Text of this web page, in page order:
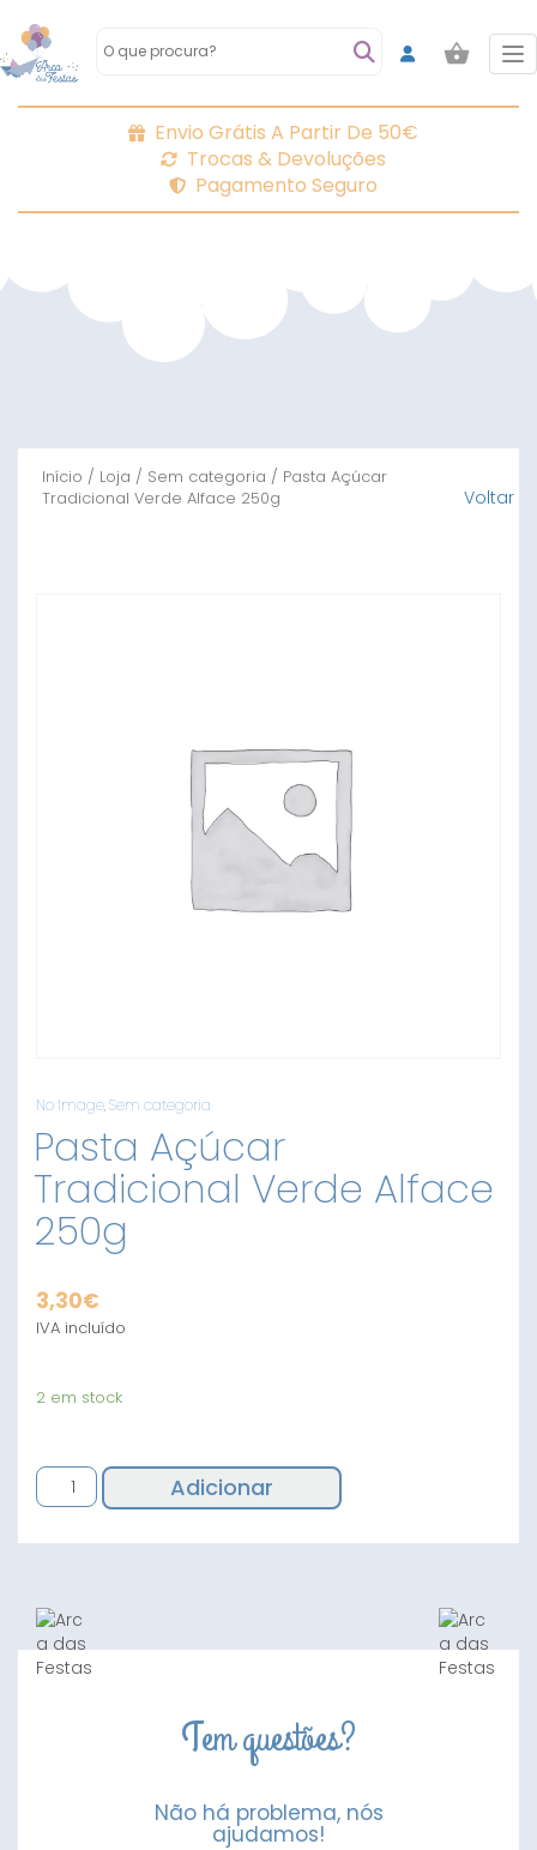
Envio Grátis A Partir De 50€
Trocas & Devoluções
Pagamento Seguro
Início / Loja / Sem categoria / Pasta Açúcar
Tradicional Verde Alface 250g
Voltar
No Image,Sem categoria
Pasta Açúcar
Tradicional Verde Alface
250g
3,30€
IVA incluído
2 em stock
Quantidade
de
Açúcar
Alface
250g
Adicionar
Tem questões?
Não há problema, nós
ajudamos!